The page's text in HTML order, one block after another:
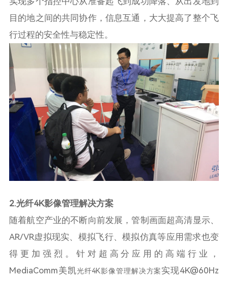
目的地之间的共同协作，信息互通，大大提高了整个飞
行过程的安全性与稳定性。
2.光纤4K影像管理解决方案
随着航空产业的不断向前发展，管制画面超高清显示、
AR/VR虚拟现实、模拟飞行、模拟仿真等应用需求也变
得更加强烈。针对超高分应用的高端行业，
MediaComm美凯光纤4K影像管理解决方案实现4K@60Hz